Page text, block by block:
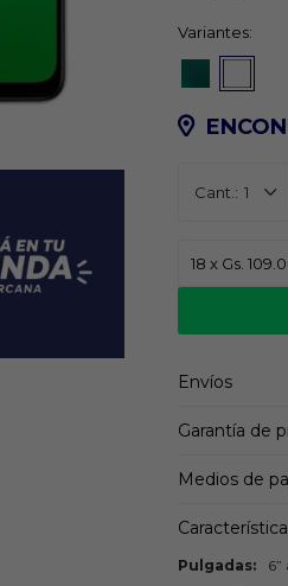
Variantes:
1
Envíos
Garantía de
Medios de
Pulgadas
6”